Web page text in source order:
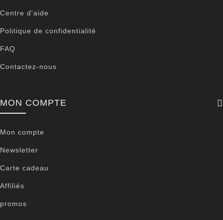
Centre d'aide
Politique de confidentialité
FAQ
Contactez-nous
MON COMPTE
Mon compte
Newsletter
Carte cadeau
Affiliés
promos